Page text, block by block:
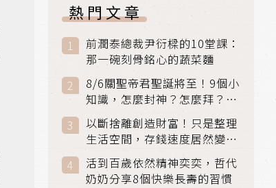
熱門文章
前潤泰總裁尹衍樑的10堂課：
那一碗刻骨銘心的蔬菜麵
8/6關聖帝君聖誕將至！9個小
知識，怎麼封神？怎麼拜？該
拜哪個關帝？
以斷捨離創造財富！只是整理
生活空間，存錢速度居然變快
了
活到百歲依然精神奕奕，哲代
奶奶分享8個快樂長壽的習慣